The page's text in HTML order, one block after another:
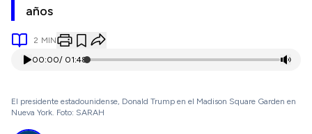
años
2 MIN
00:00/ 01:48
El presidente estadounidense, Donald Trump en el Madison Square Garden en
Nueva York. Foto: SARAH